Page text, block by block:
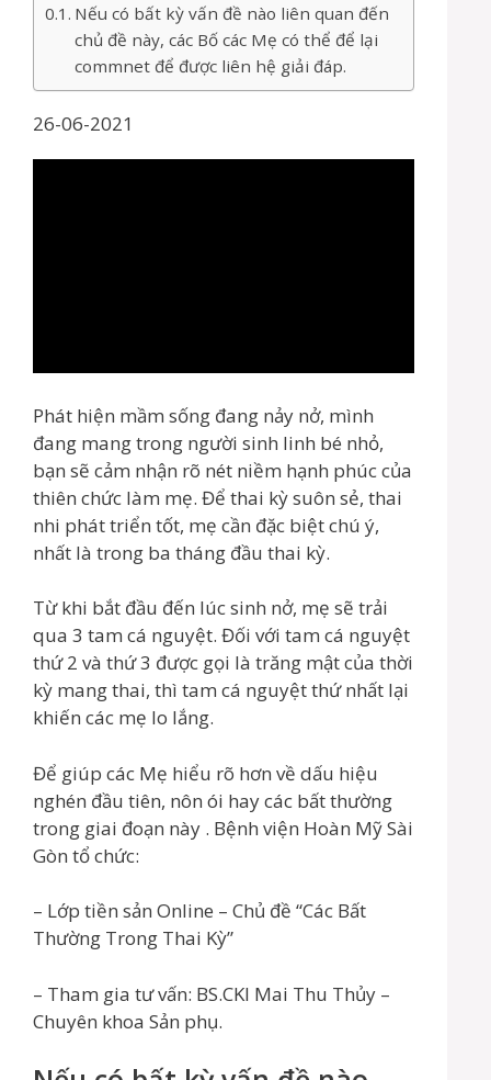
Nếu có bất kỳ vấn đề nào liên quan đến
chủ đề này, các Bố các Mẹ có thể để lại
commnet để được liên hệ giải đáp.
26-06-2021
Phát hiện mầm sống đang nảy nở, mình
đang mang trong người sinh linh bé nhỏ,
bạn sẽ cảm nhận rõ nét niềm hạnh phúc của
thiên chức làm mẹ. Để thai kỳ suôn sẻ, thai
nhi phát triển tốt, mẹ cần đặc biệt chú ý,
nhất là trong ba tháng đầu thai kỳ.
Từ khi bắt đầu đến lúc sinh nở, mẹ sẽ trải
qua 3 tam cá nguyệt. Đối với tam cá nguyệt
thứ 2 và thứ 3 được gọi là trăng mật của thời
kỳ mang thai, thì tam cá nguyệt thứ nhất lại
khiến các mẹ lo lắng.
Để giúp các Mẹ hiểu rõ hơn về dấu hiệu
nghén đầu tiên, nôn ói hay các bất thường
trong giai đoạn này . Bệnh viện Hoàn Mỹ Sài
Gòn tổ chức:
– Lớp tiền sản Online – Chủ đề “Các Bất
Thường Trong Thai Kỳ”
– Tham gia tư vấn: BS.CKI Mai Thu Thủy –
Chuyên khoa Sản phụ.